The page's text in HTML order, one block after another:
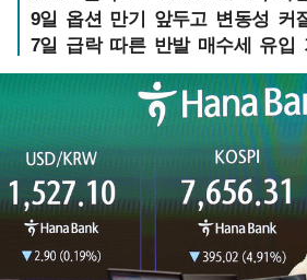
9일 옵션 만기 앞두고 변동성 커
7일 급락 따른 반발 매수세 유입